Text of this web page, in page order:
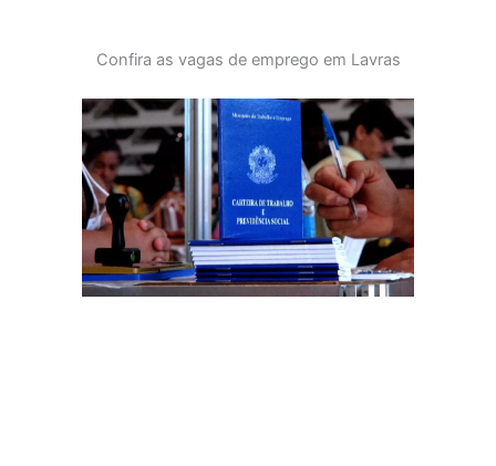
Confira as vagas de emprego em Lavras